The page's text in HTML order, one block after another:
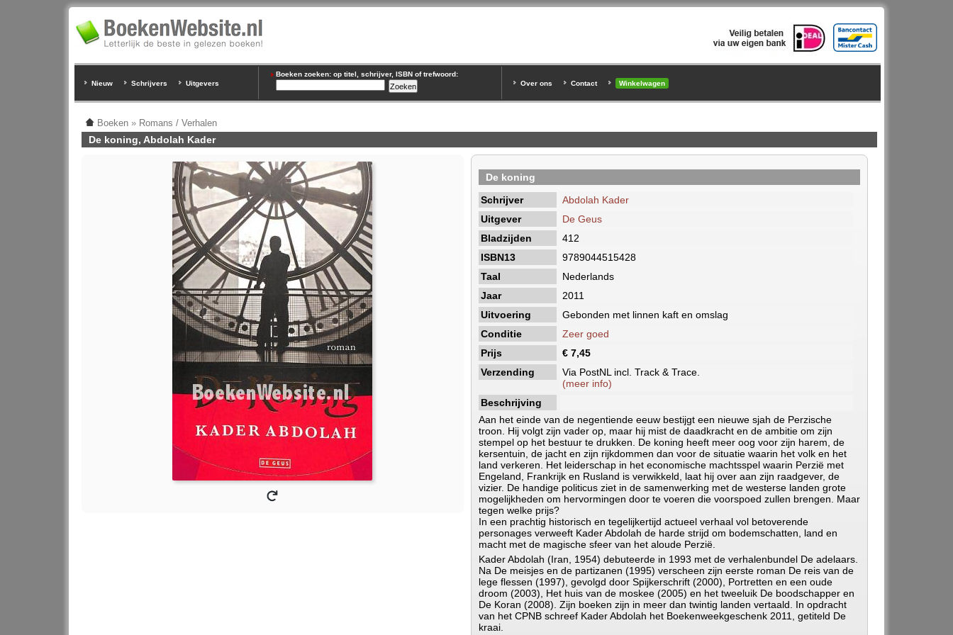
Nieuw Schrijvers Uitgevers
Boeken zoeken: op titel, schrijver, ISBN of trefwoord:
Over ons
Contact Winkelwagen
Boeken » Romans / Verhalen
De koning, Abdolah Kader
De koning
Schrijver
Abdolah Kader
Uitgever
De Geus
Bladzijden
412
ISBN13
9789044515428
Taal
Nederlands
Jaar
2011
Uitvoering
Gebonden met linnen kaft en omslag
Conditie
Zeer goed
Prijs
€ 7,45
Verzending
Via PostNL incl. Track & Trace.
(meer info)
Beschrijving
Aan het einde van de negentiende eeuw bestijgt een nieuwe sjah de Perzische
troon. Hij volgt zijn vader op, maar hij mist de daadkracht en de ambitie om zijn
stempel op het bestuur te drukken. De koning heeft meer oog voor zijn harem, de
kersentuin, de jacht en zijn rijkdommen dan voor de situatie waarin het volk en het
land verkeren. Het leiderschap in het economische machtsspel waarin Perzië met
Engeland, Frankrijk en Rusland is verwikkeld, laat hij over aan zijn raadgever, de
vizier. De handige politicus ziet in de samenwerking met de westerse landen grote
mogelijkheden om hervormingen door te voeren die voorspoed zullen brengen. Maar
tegen welke prijs?
In een prachtig historisch en tegelijkertijd actueel verhaal vol betoverende
personages verweeft Kader Abdolah de harde strijd om bodemschatten, land en
macht met de magische sfeer van het aloude Perzië.
Kader Abdolah (Iran, 1954) debuteerde in 1993 met de verhalenbundel De adelaars.
Na De meisjes en de partizanen (1995) verscheen zijn eerste roman De reis van de
lege flessen (1997), gevolgd door Spijkerschrift (2000), Portretten en een oude
droom (2003), Het huis van de moskee (2005) en het tweeluik De boodschapper en
De Koran (2008). Zijn boeken zijn in meer dan twintig landen vertaald. In opdracht
van het CPNB schreef Kader Abdolah het Boekenweekgeschenk 2011, getiteld De
kraai.